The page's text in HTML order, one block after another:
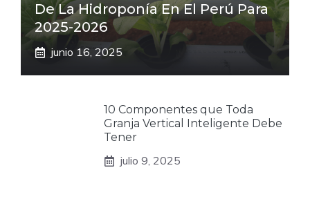
De La Hidroponía En El Perú Para
2025-2026
junio 16, 2025
10 Componentes que Toda
Granja Vertical Inteligente Debe
Tener
julio 9, 2025